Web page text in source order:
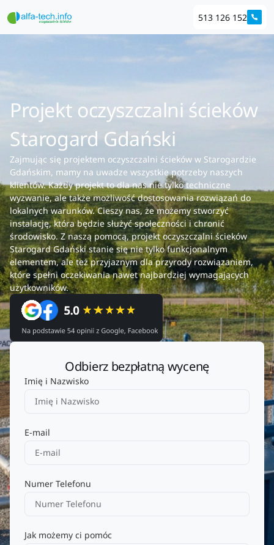
513 126 152
Projekt oczyszczalni ścieków
Starogard Gdański
Zajmując się projektem oczyszczalni ścieków w Starogardzie
Gdańskim, mamy na uwadze wszystkie potrzeby naszych
klientów. Każdy projekt to dla nas nie tylko techniczne
wyzwanie, ale także możliwość dostosowania rozwiązań do
lokalnych warunków. Cieszy nas, że możemy stworzyć
instalację, która będzie służyć społeczności i chronić
środowisko. Z naszą pomocą, projekt oczyszczalni ścieków
Starogard Gdański stanie się nie tylko funkcjonalnym
elementem, ale też przyjaznym dla przyrody rozwiązaniem,
które spełni oczekiwania nawet najbardziej wymagających
użytkowników.
Odbierz bezpłatną wycenę
Imię i Nazwisko
E-mail
Numer Telefonu
Jak możemy ci pomóc